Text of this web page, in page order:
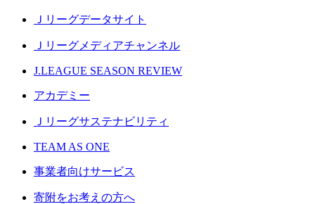
Ｊリーグデータサイト
Ｊリーグメディアチャンネル
J.LEAGUE SEASON REVIEW
アカデミー
Ｊリーグサステナビリティ
TEAM AS ONE
事業者向けサービス
寄附をお考えの方へ